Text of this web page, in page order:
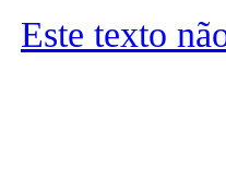
Este texto